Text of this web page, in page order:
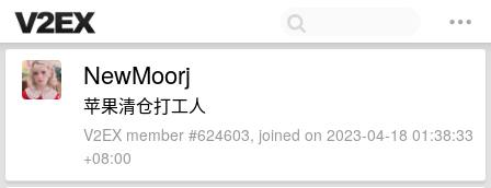
NewMoorj
苹果清仓打工人
V2EX member #624603, joined on 2023-04-18 01:38:33
+08:00